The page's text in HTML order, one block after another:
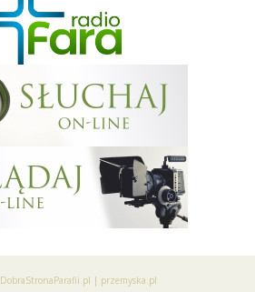
DobraStronaParafii.pl | przemyska.pl